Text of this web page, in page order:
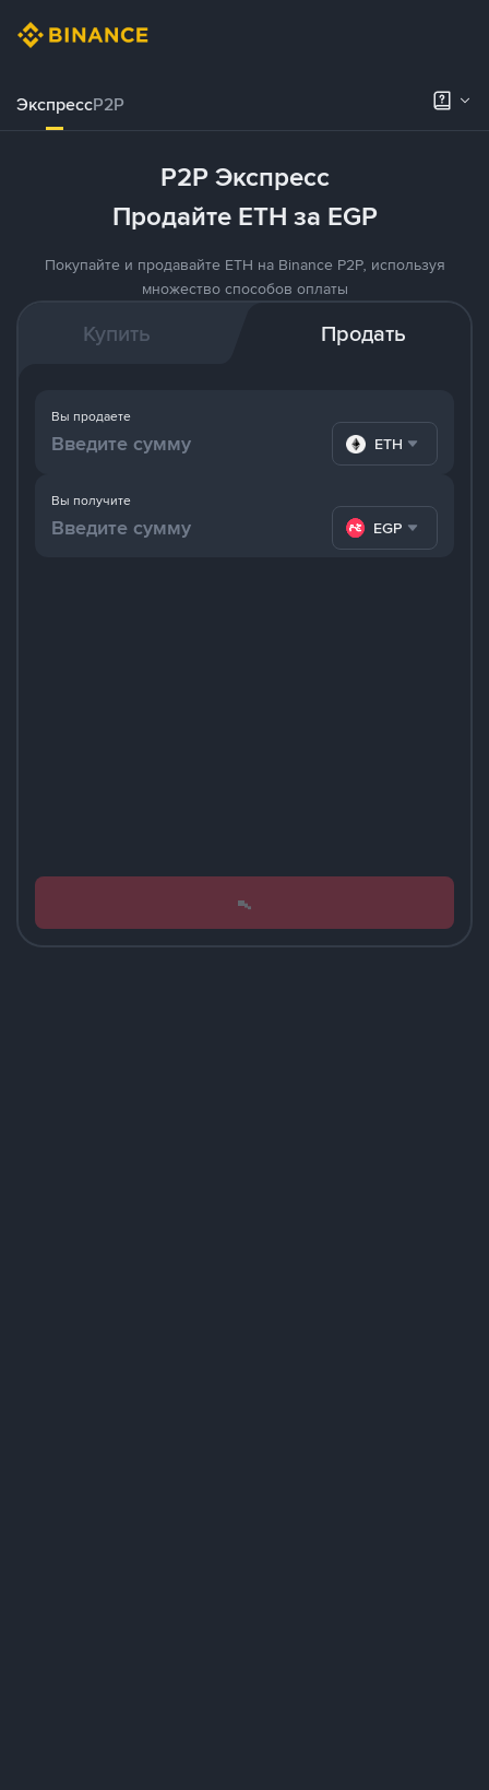
ЭкспрессP2P
P2P Экспресс
Продайте ETH за EGP
Покупайте и продавайте ETH на Binance P2P, используя
множество способов оплаты
Купить Продать
Вы получите
EGP
Вы продаете
ETH